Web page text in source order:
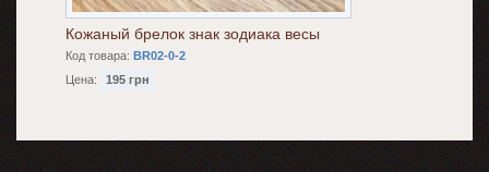
Кожаный брелок знак зодиака весы
Код товара: BR02-0-2
Цена:
195 грн